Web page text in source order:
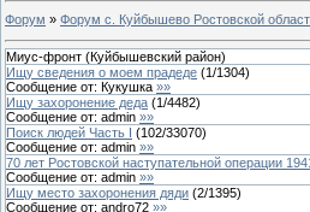
Форум » Форум с. Куйбышево Ростовской
Миус-фронт (Куйбышевский район)
Ищу сведения о моем прадеде (1/1304)
Сообщение от: Кукушка »»
Ищу захоронение деда (1/4482)
Сообщение от: admin »»
Поиск людей Часть I (102/33070)
Сообщение от: admin »»
70 лет Ростовской наступательной операции
Сообщение от: admin »»
Ищу место захоронения дяди (2/1395)
Сообщение от: andro72 »»